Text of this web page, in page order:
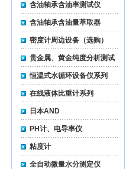
含油轴承含油率测试仪
含油轴承含油量萃取器
密度计周边设备（选购）
贵金属、黄金纯度分析测试
仪
恒温式水循环设备仪系列
在线液体比重计系列
日本AND
PH计、电导率仪
粘度计
全自动微量水分测定仪